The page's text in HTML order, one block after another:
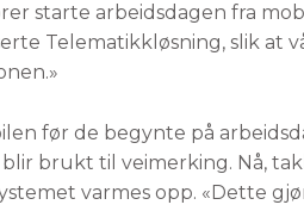
starte arbeidsdagen fra
Telematikkløsning, slik at
før de begynte på
brukt til veimerking. Nå,
varmes opp. «Dette